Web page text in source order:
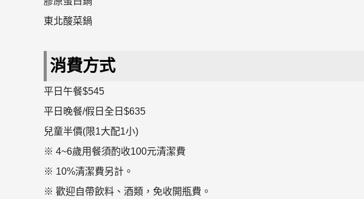
東北酸菜鍋
消費方式
平日午餐$545
平日晚餐/假日全日$635
兒童半價(限1大配1小)
※ 4~6歲用餐須酌收100元清潔費
※ 10%清潔費另計。
※ 歡迎自帶飲料、酒類，免收開瓶費。